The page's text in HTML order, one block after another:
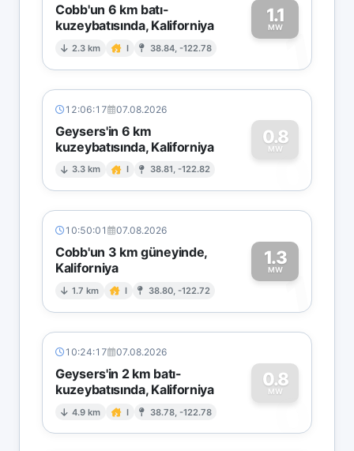
Cobb'un 6 km batı-
kuzeybatısında, Kaliforniya
2.3 km I 38.84, -122.78
1.1
MW1
12:06:17 07.08.2026
Geysers'in 6 km
kuzeybatısında, Kaliforniya
3.3 km I 38.81, -122.82
0.8
MW
0
10:50:01 07.08.2026
Cobb'un 3 km güneyinde,
Kaliforniya
1.7 km I 38.80, -122.72
1.3
MW1
10:24:17 07.08.2026
Geysers'in 2 km batı-
kuzeybatısında, Kaliforniya
4.9 km I 38.78, -122.78
0.8
MW
0